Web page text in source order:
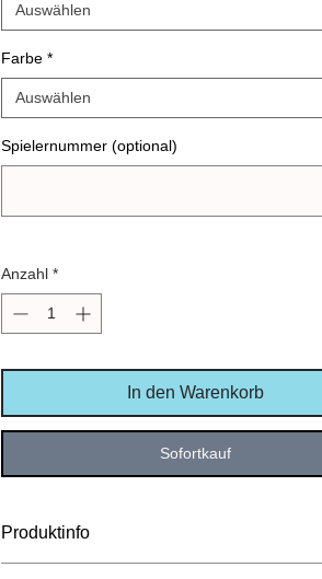
Auswählen
Farbe *
Auswählen
Spielernummer (optional)
Anzahl *
In den Warenkorb
Sofortkauf
Produktinfo